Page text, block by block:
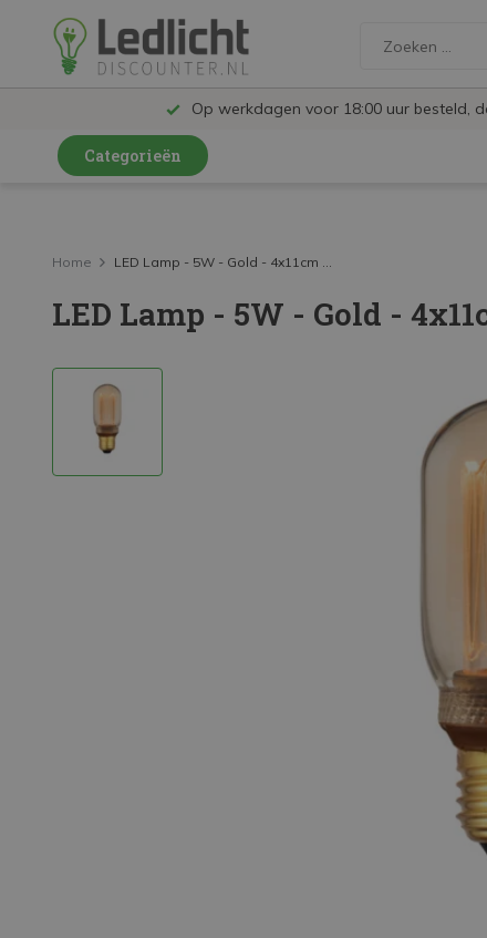
Op werkdagen voor 18:00 uur besteld,
Categorieën
LED Railspots
LED Panelen
LED Plafondlampen en Wandlampen
LED Schijnwerpers
Home LED Lamp - 5W - Gold - 4x11cm ...
LED Lamp - 5W - Gold -